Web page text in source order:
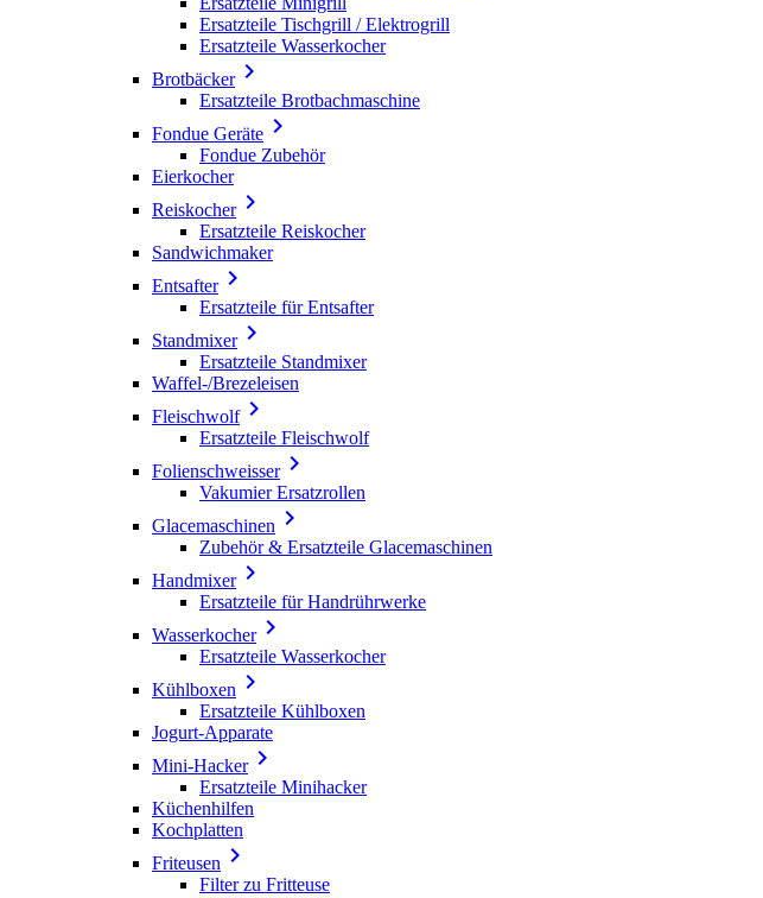
Ersatzteile Tischgrill / Elektrogrill
Ersatzteile Wasserkocher
Brotbäcker
Ersatzteile Brotbachmaschine
Fondue Geräte 
Fondue Zubehör
Eierkocher
Reiskocher
Ersatzteile Reiskocher
Sandwichmaker
Entsafter
Ersatzteile für Entsafter
Standmixer
Ersatzteile Standmixer
Waffel-/Brezeleisen
Fleischwolf
Ersatzteile Fleischwolf
Folienschweisser
Vakumier Ersatzrollen
Glacemaschinen 
Zubehör & Ersatzteile Glacemaschinen
Handmixer
Ersatzteile für Handrührwerke
Wasserkocher
Ersatzteile Wasserkocher
Kühlboxen 
Ersatzteile Kühlboxen
Jogurt-Apparate
Mini-Hacker
Ersatzteile Minihacker
Küchenhilfen
Kochplatten
Friteusen 
Filter zu Fritteuse